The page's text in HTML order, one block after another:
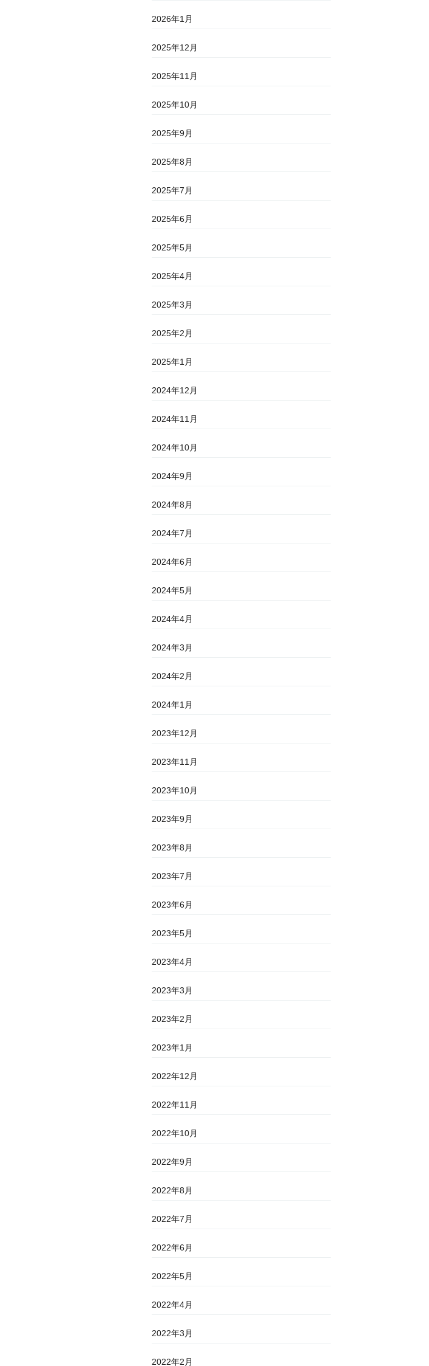
2026年1月
2025年12月
2025年11月
2025年10月
2025年9月
2025年8月
2025年7月
2025年6月
2025年5月
2025年4月
2025年3月
2025年2月
2025年1月
2024年12月
2024年11月
2024年10月
2024年9月
2024年8月
2024年7月
2024年6月
2024年5月
2024年4月
2024年3月
2024年2月
2024年1月
2023年12月
2023年11月
2023年10月
2023年9月
2023年8月
2023年7月
2023年6月
2023年5月
2023年4月
2023年3月
2023年2月
2023年1月
2022年12月
2022年11月
2022年10月
2022年9月
2022年8月
2022年7月
2022年6月
2022年5月
2022年4月
2022年3月
2022年2月